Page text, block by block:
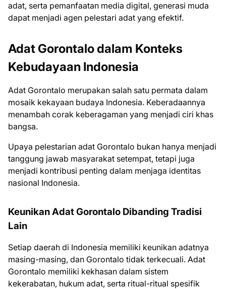
adat, serta pemanfaatan media digital, generasi muda
dapat menjadi agen pelestari adat yang efektif.
Adat Gorontalo dalam Konteks
Kebudayaan Indonesia
Adat Gorontalo merupakan salah satu permata dalam
mosaik kekayaan budaya Indonesia. Keberadaannya
menambah corak keberagaman yang menjadi ciri khas
bangsa.
Upaya pelestarian adat Gorontalo bukan hanya menjadi
tanggung jawab masyarakat setempat, tetapi juga
menjadi kontribusi penting dalam menjaga identitas
nasional Indonesia.
Keunikan Adat Gorontalo Dibanding Tradisi
Lain
Setiap daerah di Indonesia memiliki keunikan adatnya
masing-masing, dan Gorontalo tidak terkecuali. Adat
Gorontalo memiliki kekhasan dalam sistem
kekerabatan, hukum adat, serta ritual-ritual spesifik